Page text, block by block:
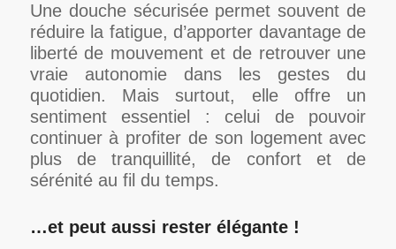
Une douche sécurisée permet souvent de
réduire la fatigue, d’apporter davantage de
liberté de mouvement et de retrouver une
vraie autonomie dans les gestes du
quotidien. Mais surtout, elle offre un
sentiment essentiel : celui de pouvoir
continuer à profiter de son logement avec
plus de tranquillité, de confort et de
sérénité au fil du temps.
…et peut aussi rester élégante !